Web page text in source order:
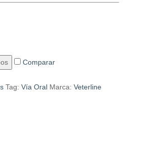
Comparar
Tag: Vía Oral Marca: Veterline